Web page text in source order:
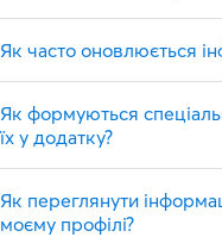
Як часто оновлюється
Як формуються
їх у додатку?
Як переглянути
моєму профілі?